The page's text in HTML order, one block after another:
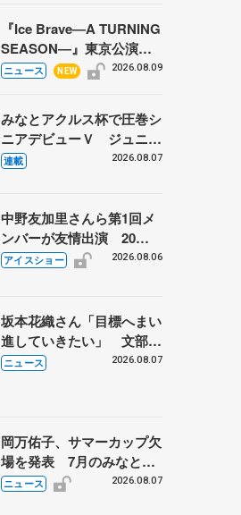
『Ice Brave―A TURNING
SEASON―』東京公演が
開幕、宇野昌磨の『Ice
ニュース NEW 2026.08.09
みなとアクルス杯で圧巻シ
ニアデビューＶ ジュニア
で４シーズン無敗の島田麻
連載 2026.08.07
中野友加里さんら第1回メ
ンバーが友情出演 20周
年の「フレンズオンアイ
アイスショー 2026.08.06
坂本花織さん「目標へまい
進していきたい」 文部科
学省スポーツ表彰式で代表
ニュース 2026.08.07
岡万佑子、サマーカップ欠
場を発表 7月のみなとア
クルス杯は腰痛の影響で
ニュース 2026.08.07